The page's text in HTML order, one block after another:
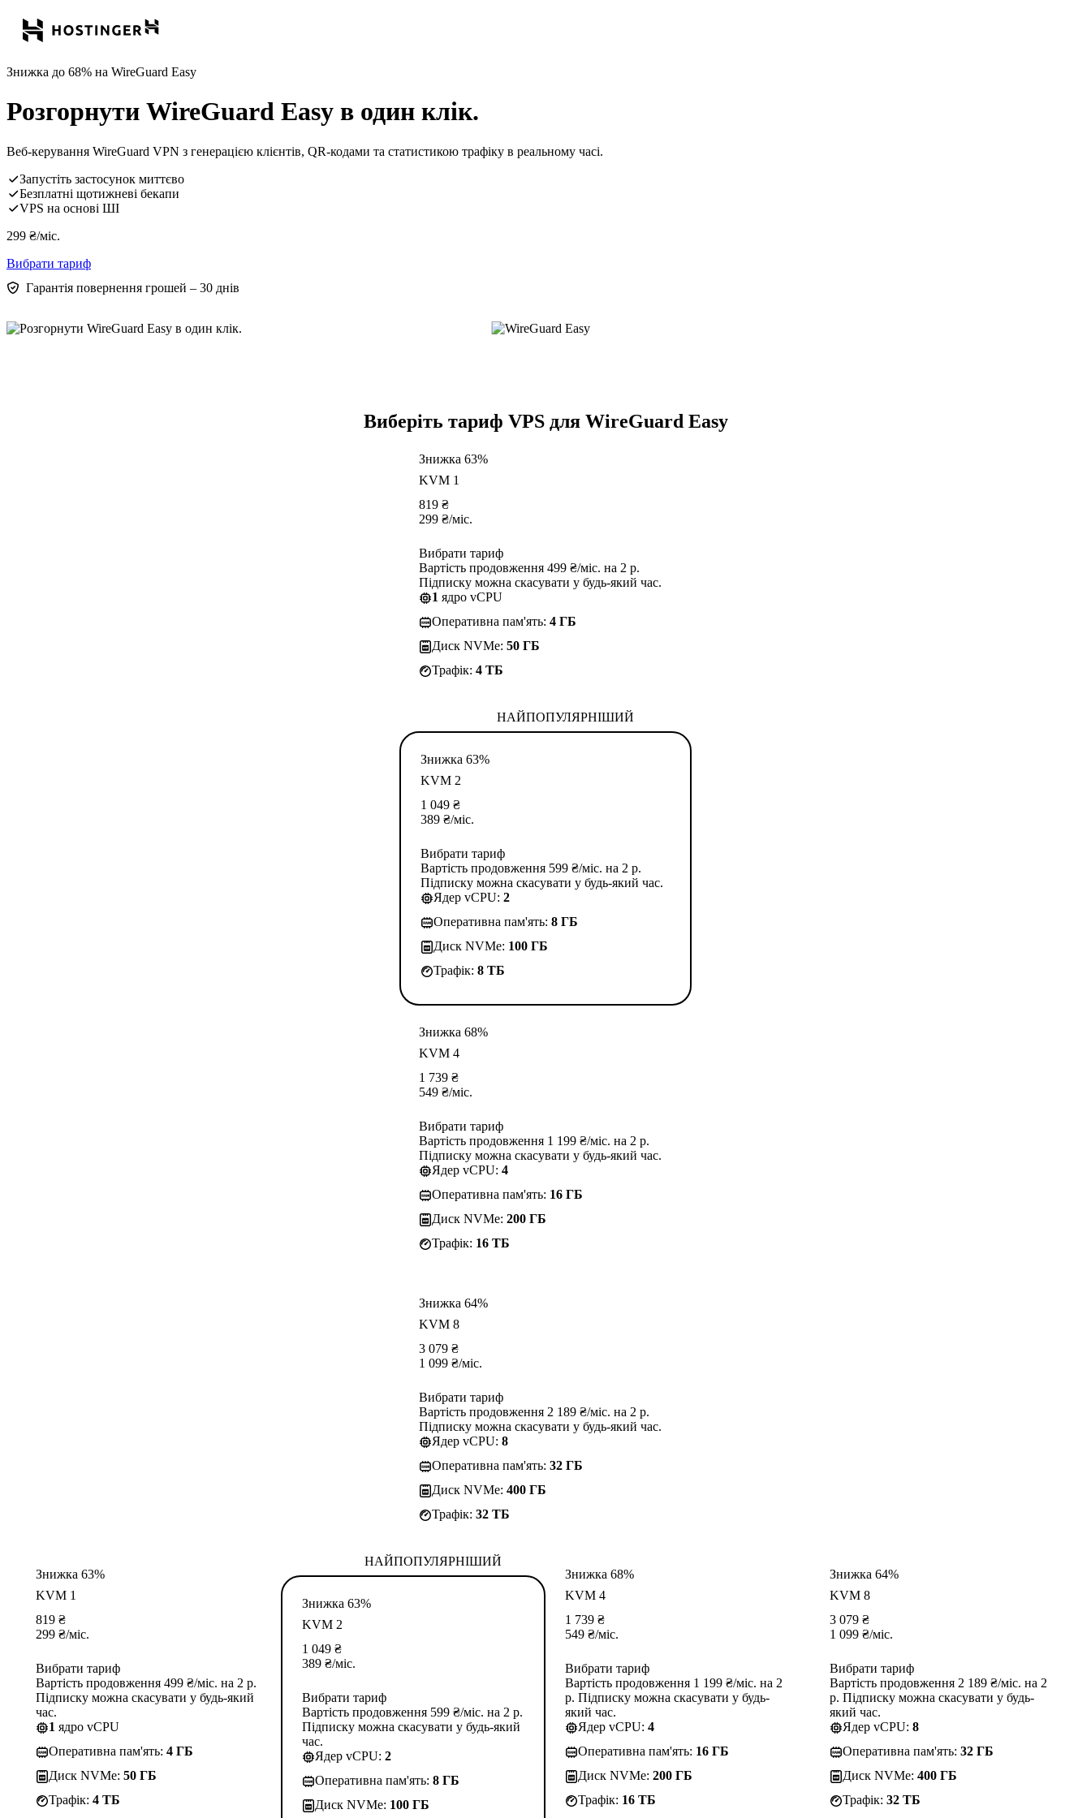
Знижка до 68% на WireGuard Easy
Розгорнути WireGuard Easy в один клік.
Веб-керування WireGuard VPN з генерацією клієнтів, QR-кодами та статистикою трафіку в реальному часі.
Запустіть застосунок миттєво
Безплатні щотижневі бекапи
VPS на основі ШІ
299 ₴/міс.
Вибрати тариф
Гарантія повернення грошей – 30 днів
Виберіть тариф VPS для WireGuard Easy
Знижка 63%
KVM 1
819 ₴
299 ₴/міс.
Вибрати тариф
Вартість продовження 499 ₴/міс. на 2 р.
Підписку можна скасувати у будь-який час.
1 ядро vCPU
Оперативна пам'ять: 4 ГБ
Диск NVMe: 50 ГБ
Трафік: 4 TБ
НАЙПОПУЛЯРНІШИЙ
Знижка 63%
KVM 2
1 049 ₴
389 ₴/міс.
Вибрати тариф
Вартість продовження 599 ₴/міс. на 2 р.
Підписку можна скасувати у будь-який час.
Ядер vCPU: 2
Оперативна пам'ять: 8 ГБ
Диск NVMe: 100 ГБ
Трафік: 8 TБ
Знижка 68%
KVM 4
1 739 ₴
549 ₴/міс.
Вибрати тариф
Вартість продовження 1 199 ₴/міс. на 2 р.
Підписку можна скасувати у будь-який час.
Ядер vCPU: 4
Оперативна пам'ять: 16 ГБ
Диск NVMe: 200 ГБ
Трафік: 16 TБ
Знижка 64%
KVM 8
3 079 ₴
1 099 ₴/міс.
Вибрати тариф
Вартість продовження 2 189 ₴/міс. на 2 р.
Підписку можна скасувати у будь-який час.
Ядер vCPU: 8
Оперативна пам'ять: 32 ГБ
Диск NVMe: 400 ГБ
Трафік: 32 TБ
Знижка 63%
KVM 1
819 ₴
299 ₴/міс.
Вибрати тариф
Вартість продовження 499 ₴/міс. на 2 р.
Підписку можна скасувати у будь-який
час.
1 ядро vCPU
Оперативна пам'ять: 4 ГБ
Диск NVMe: 50 ГБ
Трафік: 4 TБ
НАЙПОПУЛЯРНІШИЙ
Знижка 63%
KVM 2
1 049 ₴
389 ₴/міс.
Вибрати тариф
Вартість продовження 599 ₴/міс. на 2 р.
Підписку можна скасувати у будь-який
час.
Ядер vCPU: 2
Оперативна пам'ять: 8 ГБ
Диск NVMe: 100 ГБ
Знижка 68%
KVM 4
1 739 ₴
549 ₴/міс.
Вибрати тариф
Вартість продовження 1 199 ₴/міс. на 2
р. Підписку можна скасувати у будь-
який час.
Ядер vCPU: 4
Оперативна пам'ять: 16 ГБ
Диск NVMe: 200 ГБ
Трафік: 16 TБ
Знижка 64%
KVM 8
3 079 ₴
1 099 ₴/міс.
Вибрати тариф
Вартість продовження 2 189 ₴/міс. на 2
р. Підписку можна скасувати у будь-
який час.
Ядер vCPU: 8
Оперативна пам'ять: 32 ГБ
Диск NVMe: 400 ГБ
Трафік: 32 TБ